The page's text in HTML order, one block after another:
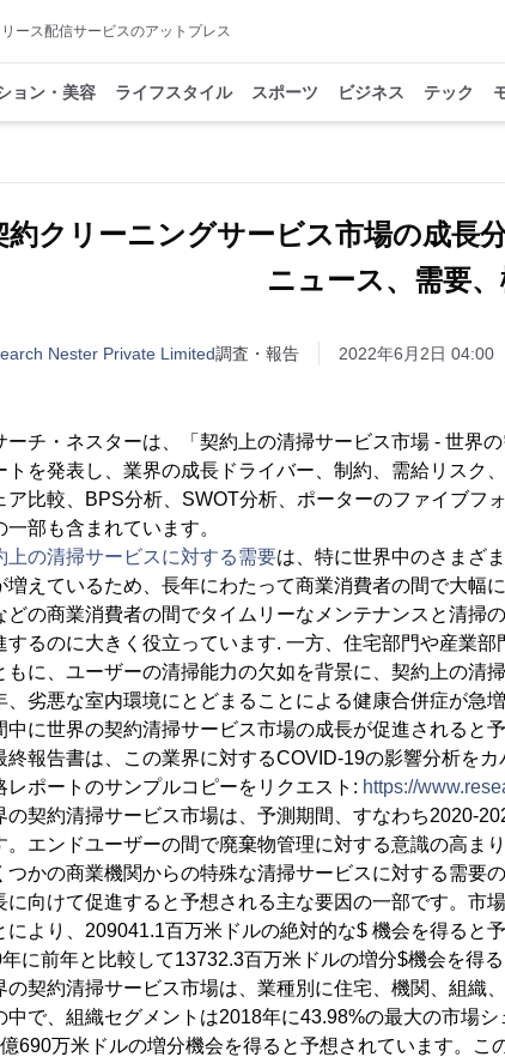
ース配信サービスのアットプレス
ョン・美容 ライフスタイル スポーツ ビジネス テック
約クリーニングサービス市場の成長
ニュース、需要、
Nester Private Limited調査・報告 2022年6月2日 04:00
ーチ・ネスターは、「契約上の清掃サービス市場 - 世界
トを発表し、業界の成長ドライバー、制約、需給リスク
ア比較、BPS分析、SWOT分析、ポーターのファイブフ
一部も含まれています。
上の清掃サービスに対する需要は、特に世界中のさまざ
増えているため、長年にわたって商業消費者の間で大幅
どの商業消費者の間でタイムリーなメンテナンスと清掃
するのに大きく役立っています. 一方、住宅部門や産業
もに、ユーザーの清掃能力の欠如を背景に、契約上の清
、劣悪な室内環境にとどまることによる健康合併症が急
中に世界の契約清掃サービス市場の成長が促進されると予
終報告書は、この業界に対するCOVID-19の影響分析をカ
レポートのサンプルコピーをリクエスト: https://
の契約清掃サービス市場は、予測期間、すなわち2020-
。エンドユーザーの間で廃棄物管理に対する意識の高ま
つかの商業機関からの特殊な清掃サービスに対する需要
に向けて促進すると予想される主な要因の一部です。市
により、209041.1百万米ドルの絶対的な$ 機会を得ると
に前年と比較して13732.3百万米ドルの増分$機会を得る
の契約清掃サービス市場は、業種別に住宅、機関、組織
中で、組織セグメントは2018年に43.98%の最大の市場
690万米ドルの増分機会を得ると予想されています。こ